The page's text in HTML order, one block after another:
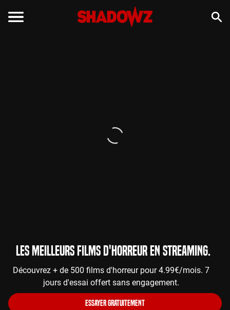
Les meilleurs films d'horreur en streaming.
Découvrez + de 500 films d'horreur pour 4.99€/mois. 7
jours d'essai offert sans engagement.
ESSAYER GRATUITEMENT